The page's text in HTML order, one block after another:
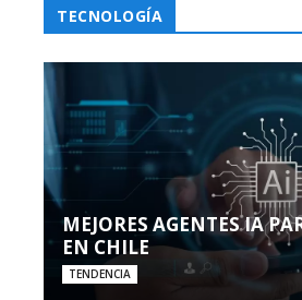
TECNOLOGÍA
MEJORES AGENTES IA
EN CHILE
TENDENCIA